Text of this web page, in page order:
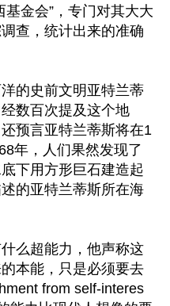
金会”，专门对其大大
查，统计出来的准确
的史前文明亚特兰蒂
数百次提及这个地
预言亚特兰蒂斯将在1
年，人们果然发现了
下用方形巨石建造起
的亚特兰蒂斯所在海
么超能力，他声称这
本能，只是必须要去
from self-interes